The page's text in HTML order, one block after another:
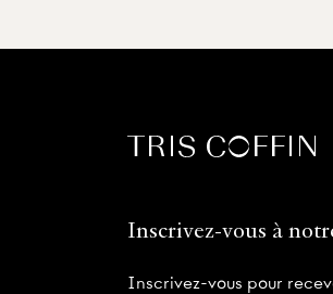
Inscrivez-vous à
Inscrivez-vous pour